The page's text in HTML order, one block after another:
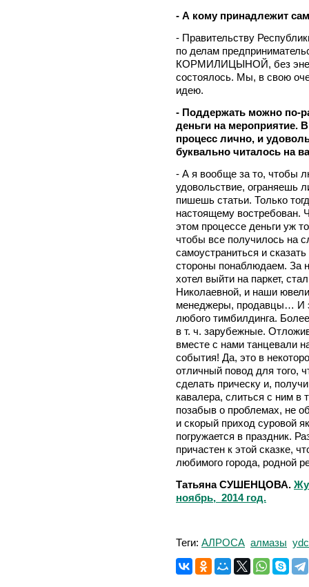
- А кому принадлежит
- Правительству
по делам
КОРМИЛИЦЫНОЙ, без
состоялось. Мы, в свою
идею.
- Поддержать можно по-
деньги на мероприятие.
процесс лично, и
буквально читалось на
- А я вообще за то, чтобы
удовольствие, ограняешь
пишешь статьи. Только
настоящему востребован.
этом процессе деньги уж
чтобы все получилось на
самоустраниться и
стороны понаблюдаем. За
хотел выйти на паркет,
Николаевной, и наши
менеджеры, продавцы… И
любого тимбилдинга.
в т. ч. зарубежные.
вместе с нами танцевали
события! Да, это в
отличный повод для того,
сделать прическу и,
кавалера, слиться с ним в
позабыв о проблемах, не
и скорый приход суровой
погружается в праздник.
причастен к этой сказке,
любимого города, родной
Татьяна СУШЕНЦОВА.
ноябрь, 2014 год.
Теги: АЛРОСА алмазы ydc